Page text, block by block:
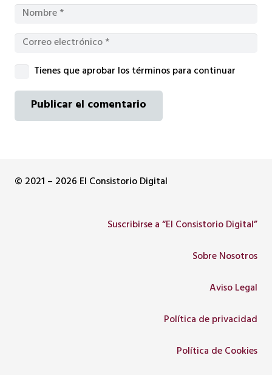
Tienes que aprobar los términos para continuar
Publicar el comentario
© 2021 – 2026 El Consistorio Digital
Suscribirse a “El Consistorio Digital”
Sobre Nosotros
Aviso Legal
Política de privacidad
Política de Cookies